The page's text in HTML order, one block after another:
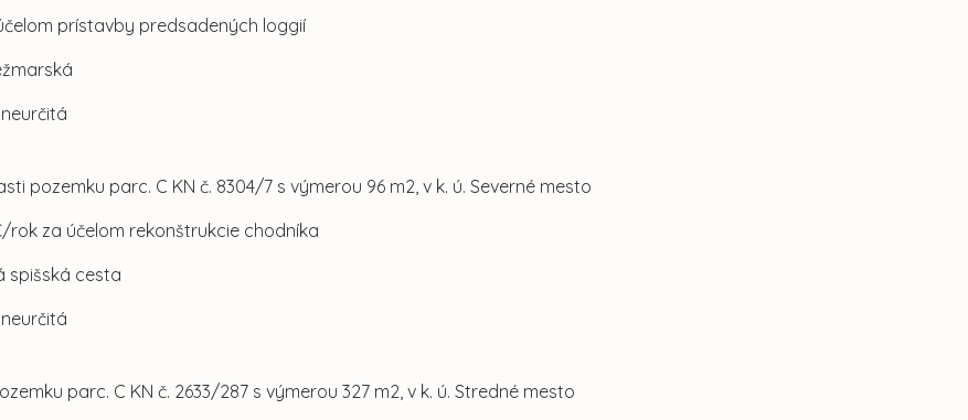
prístavby predsadených loggií
pozemku parc. C KN č. 8304/7 s výmerou 96 m2, v k. ú. Severné mesto
rok za účelom rekonštrukcie chodníka
spišská cesta
parc. C KN č. 2633/287 s výmerou 327 m2, v k. ú. Stredné mesto